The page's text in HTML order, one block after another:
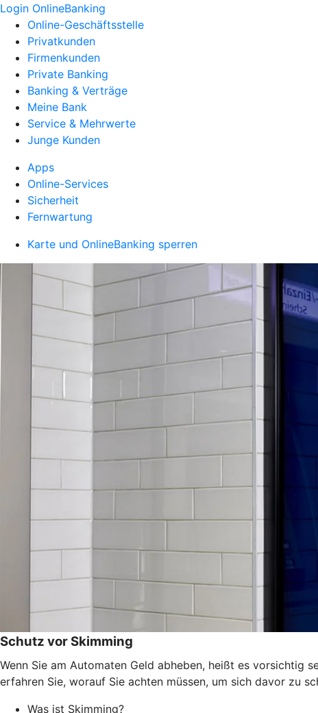
Login OnlineBanking
Online-Geschäftsstelle
Privatkunden
Firmenkunden
Private Banking
Banking & Verträge
Meine Bank
Service & Mehrwerte
Junge Kunden
Apps
Online-Services
Sicherheit
Fernwartung
Karte und OnlineBanking sperren
Schutz vor Skimming
Wenn Sie am Automaten Geld abheben, heißt es vorsichtig
erfahren Sie, worauf Sie achten müssen, um sich davor zu
Was ist Skimming?